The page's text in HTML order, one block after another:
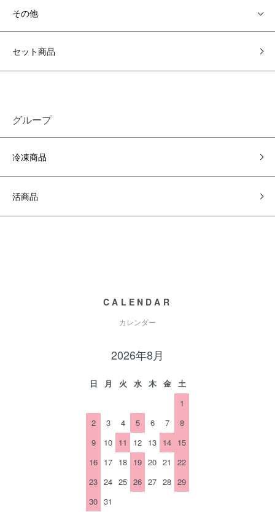
その他
セット商品
グループ
冷凍商品
活商品
CALENDAR
カレンダー
2026年8月
日 月 火 水 木 金
土
1
2
3 4 5 6 7
8
9
10 11 12 13 14 15
16 17 18 19 20 21
22
23 24 25 26 27 28 29
30 31